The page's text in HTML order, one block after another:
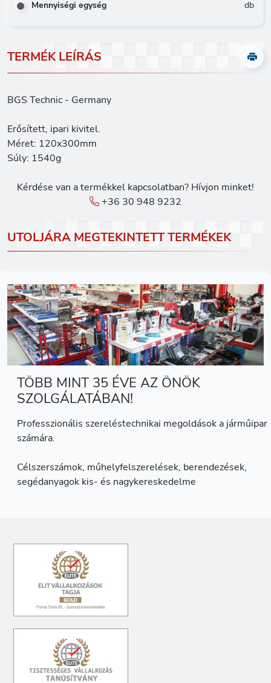
TERMÉK LEÍRÁS
BGS Technic - Germany
Erősített, ipari kivitel.
Méret: 120x300mm
Súly: 1540g
Kérdése van a termékkel kapcsolatban? Hívjon minket!
+36 30 948 9232
Mennyiségi egység db
UTOLJÁRA MEGTEKINTETT TERMÉKEK
TÖBB MINT 35 ÉVE AZ ÖNÖK
SZOLGÁLATÁBAN!
Professzionális szereléstechnikai megoldások a járműipar
számára.
Célszerszámok, műhelyfelszerelések, berendezések,
segédanyagok kis- és nagykereskedelme